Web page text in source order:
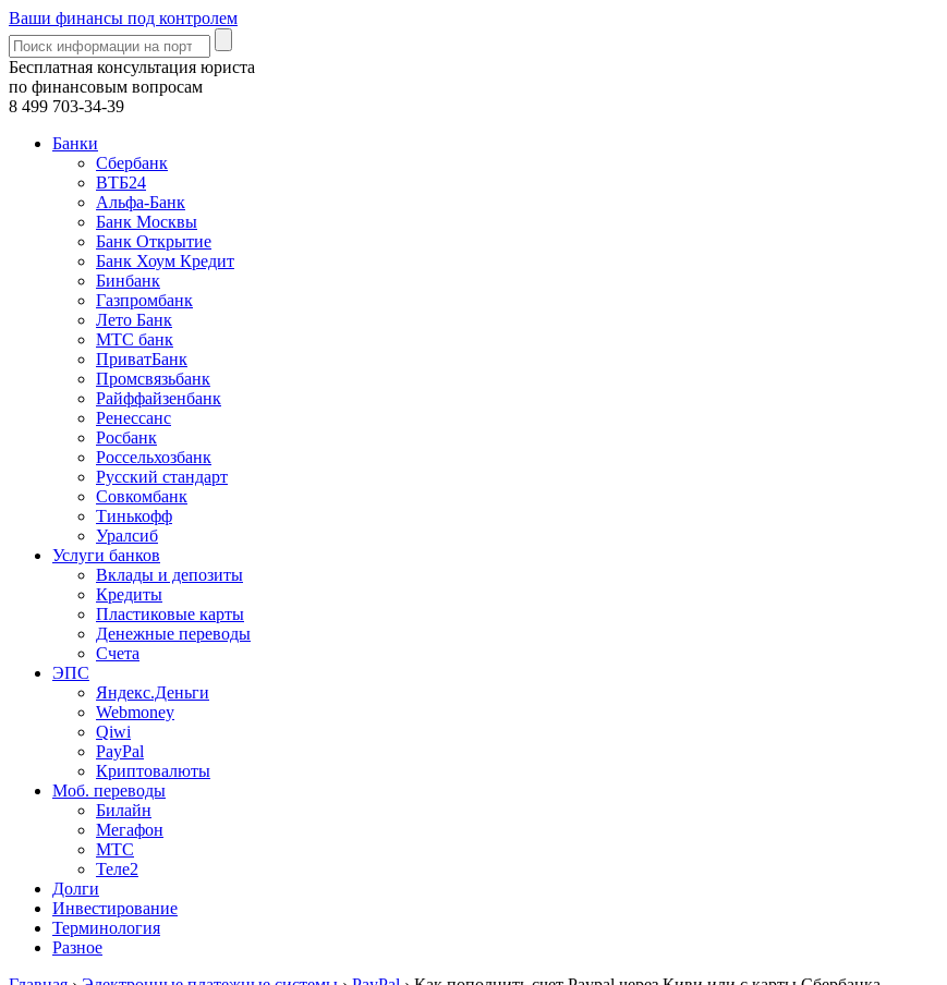
Ваши финансы под контролем
Бесплатная консультация юриста
по финансовым вопросам
8 499 703-34-39
Банки
Сбербанк
ВТБ24
Альфа-Банк
Банк Москвы
Банк Открытие
Банк Хоум Кредит
Бинбанк
Газпромбанк
Лето Банк
МТС банк
ПриватБанк
Промсвязьбанк
Райффайзенбанк
Ренессанс
Росбанк
Россельхозбанк
Русский стандарт
Совкомбанк
Тинькофф
Уралсиб
Услуги банков
Вклады и депозиты
Кредиты
Пластиковые карты
Денежные переводы
Счета
ЭПС
Яндекс.Деньги
Webmoney
Qiwi
PayPal
Криптовалюты
Моб. переводы
Билайн
Мегафон
МТС
Теле2
Долги
Инвестирование
Терминология
Разное